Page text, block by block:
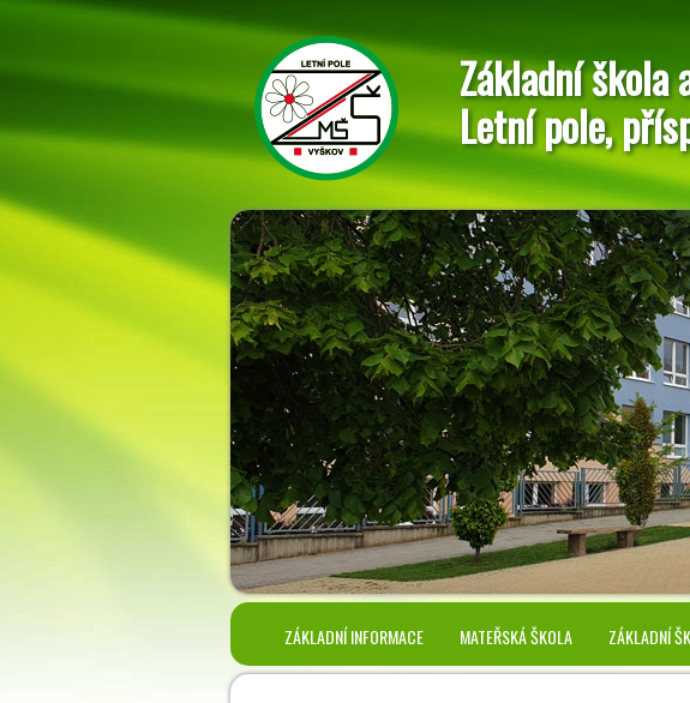
Základní škola
Letní pole,
ZÁKLADNÍ INFORMACE MATEŘSKÁ ŠKOLA ZÁKLADNÍ